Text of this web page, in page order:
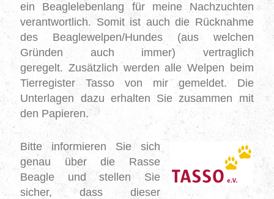
ein Beaglelebenlang für meine Nachzuchten
verantwortlich.Somit ist auch die Rücknahme
des Beaglewelpen/Hundes (aus welchen
Gründen auch immer) vertraglich
geregelt. Zusätzlich werden alle Welpen beim
Tierregister Tasso von mir gemeldet. Die
Unterlagen dazu erhalten Sie zusammen mit
den Papieren.
Bitte informieren Sie sich
genau über die Rasse
Beagle und stellen Sie
sicher, dass dieser